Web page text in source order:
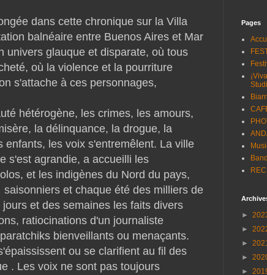
dans cette chronique sur la Villa
balnéaire entre Buenos Aires et Mar
univers glauque et disparate, où tous
où la violence et la pourriture
s'attache à ces personnages,
hétérogène, les crimes, les amours,
la délinquance, la drogue, la
enfants, les voix s'entremêlent. La ville
s'est agrandie, a accueilli les
et les indigènes du Nord du pays,
et chaque été des milliers de
et des semaines les faits divers
ratiocinations d'un journaliste
bienveillants ou menaçants.
ou se clarifient au fil des
. Les voix ne sont pas toujours
Pages
►
►
►
►
►